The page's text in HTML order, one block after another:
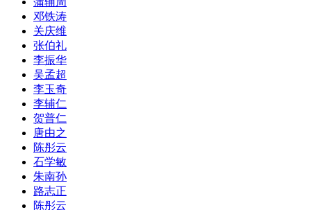
邓铁涛
关庆维
张伯礼
李振华
吴孟超
李玉奇
李辅仁
贺普仁
唐由之
陈彤云
石学敏
朱南孙
路志正
陈彤云